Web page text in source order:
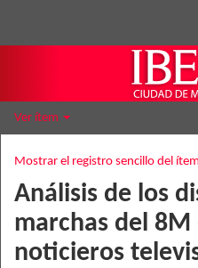
Ver ítem
Mostrar el registro sencillo del ítem
Análisis de los
marchas del
noticieros